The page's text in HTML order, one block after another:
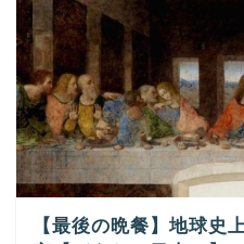
【最後の晩餐】地球史